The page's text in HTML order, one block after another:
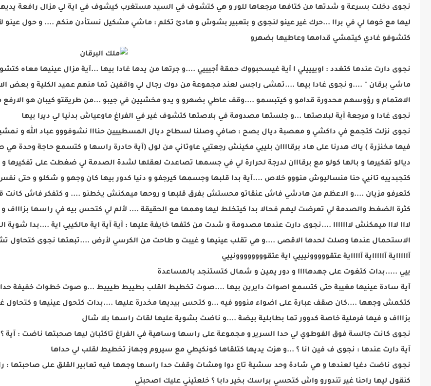
نجوى دخلت بسرعة و شدتها من كتافها مرجعاها للور و هي كتشوف في السيد مستغرب كيشوف في اية لي مزال رافعة يديها
ليها مع خوها لي في براا ...حرك غير عينو لنجوى و بتعبير بشوش و هادئ تكلم : ماشي مشكيل نستأدن منكم .... و حول عينو
كتشوفو غادي كيتمشي قدامها وعاطيها بضهرو
نجوى دارت عندها كتغدد : اوييييلي ا آية غيسحبووك حمقة أجيييي ....و جرتها من يدها غادا بيها ...آية مزال عينيها معاه
ماشي برقان " ....و نجوى غادا بيها ....تمشى راجس لعند مجموعة من دوك رجال لي واقفين تما منهم عميد الكلية و بعض
الاهتمام و رؤوسهم محدورة قدامو و كيتبسمو ....وقف عاطي بضهرو و يدو مخشيين في جيبو ...من طريقتو كيبان هو الارفع
نجوى غادا و مرجعة آية لبلاصتها ...و جلستها مصدومة في بلاصتها كتشوف غير في الفراغ ماوعياش بدنيا لي ديرا بيها
نجوى نزلت كتجمع في داكشي و معصبة ديال بصح : صافي وصلنا لسطاج ديال المسطييين حنااا نشوفووو عباد الله و
فيها مخنزرة ) ياك هدرنا على هاد برقاااان بلييي مكينش رجعتيي عاوتاني من لول (آية حادرة راسها و كتسمع حاجة وحدة
ديالو تفكيرها و بالها كولو مع برقااان لدرجة لحرارة لي في جسمها تصاعدت لعقلها لشدة الصدمة لي ضغطت على تفكيرها و
كتجبدييه تانيي حنا منساليوش منووو خلاص ....آية بدا قلبها وجسمها كيرجفو و دنيا كدور بيها كان وجهو و شكلو و حتى
كتعرفو مزيان ....و الاعظم من هادشي فاش عنقاتو محستش بفرق قلبها و روحها ميمكنش يخطئو .... و كتفكر فاش كانت
كثرة الضغط والصدمة لي تعرضت ليهم فحالا بدا كيتخلط ليها وهمها مع الحقيقة .... لألم لي كتحس بيه في راسها
لااا لااا ميمكنش لااااااا ....نجوى دارت عندها مصدومة و شدت من كتفها خايفة عليها : آية آية اية مالكييي اية ....بدا
الاستحمال عندها وصلت لحدها الاقصى ....و هي تقلب عينيها و غيبت و طاحت من الكرسي لأرض ....تبعتها نجوى كتحاول
آاااااية آاااااية آااااية عتقووووونيييي اية عتقوووووووونييي
ييي .....بدات كتغوت على جهدهاااا و دور يمين و شمال كتستنجد بالمساعدة
آية سادة عينيها مغيبة حتى كتسمع اصوات دايرين بيها ....صوت تخطيط القلب بطييط طيييط ...و صوت خطوات خفيفة
كتكمش وجهها ....كان صقف عبارة على اضواء منووو فيه ...و كتحس بيديها مخدرة عليها ....بدات كتحول عينيها و
بزاااف و فيها فرملية خاصة كدوور تما بطابلية بيضة ....و ناضت بشوية عليها لقات راسها بلا شال
نجوى كانت جالسة فوق الفوطوي لي حدا السرير و مجموعة على راسها وساهية في الفراغ تاكتبان ليها صحبتها ناضت : آية ؟
آية دارت عندها : نجوى ف فين انا ؟ ...و هزت يديها كتلقاها كونكيطي مع سيروم وجهاز تخطيط لقلب لي حداها
نجوى ناضت دغيا لعندها و هي شادة وحد سشية تاع دوا ومشات وقفت حدا راسها وجهها فيه تعابير القلق على صاحبتها :
كنقول ليها راحنا غير تندورو واش كتحسي براسك بخير دابا ؟ خلعتيني عليك اصحبتي